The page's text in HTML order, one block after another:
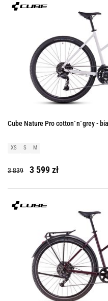
Cube Nature Pro cotton´n´grey -
XS S M
3 839 3 599 zł